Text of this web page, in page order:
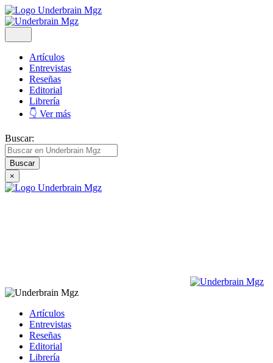
Artículos
Entrevistas
Reseñas
Editorial
Librería
👇 Ver más
Buscar:
×
Artículos
Entrevistas
Reseñas
Editorial
Librería